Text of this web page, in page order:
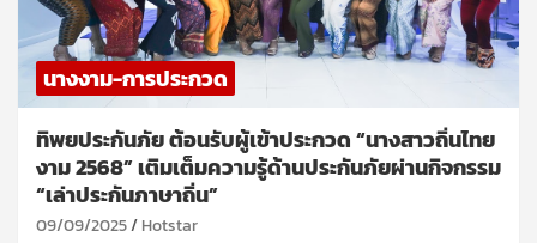
นางงาม-การประกวด
ทิพยประกันภัย ต้อนรับผู้เข้าประกวด “นางสาวถิ่นไทย
งาม 2568” เติมเต็มความรู้ด้านประกันภัยผ่านกิจกรรม
“เล่าประกันภาษาถิ่น”
09/09/2025 Hotstar